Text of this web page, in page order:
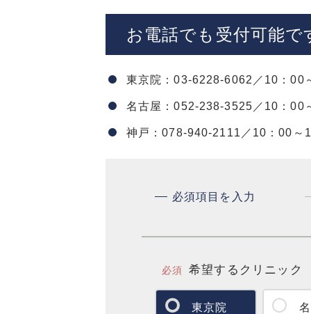
お電話でも受付可能で
東京院：03-6228-6062／10：00
名古屋：052-238-3525／10：00
神戸：078-940-2111／10：00～
必須項目を入力
必須 希望するクリニック
東京院